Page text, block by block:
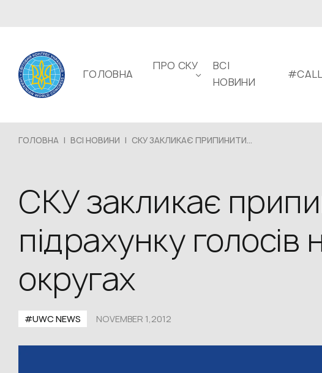
ГОЛОВНА
ПРО СКУ
ВСІ
НОВИНИ
ГОЛОВНА | ВСІ НОВИНИ | СКУ ЗАКЛИКАЄ ПРИПИНИТИ...
СКУ закликає
підрахунку
округах
#UWC NEWS NOVEMBER 1,2012